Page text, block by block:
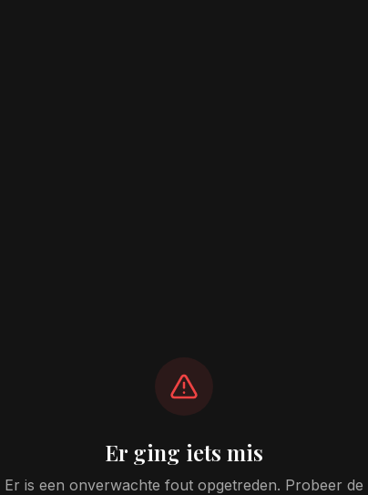
Er ging iets mis
Er is een onverwachte fout opgetreden. Probeer de